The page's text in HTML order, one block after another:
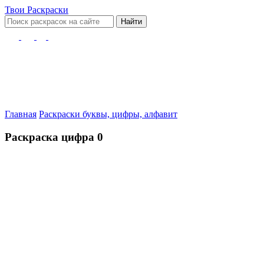
Твои Раскраски
Найти
Главная Раскраски буквы, цифры, алфавит
Раскраска цифра 0